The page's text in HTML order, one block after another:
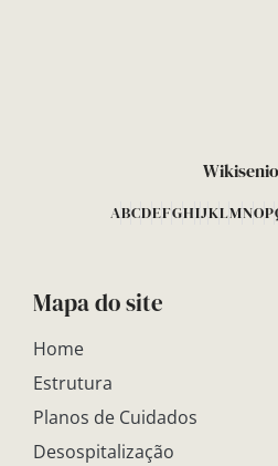
ABCDEFGHIJKLMNOP
Mapa do site
Home
Estrutura
Planos de Cuidados
Desospitalização